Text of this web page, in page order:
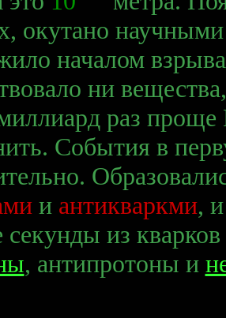
окутано
началом
ни
раз проще
События в
и антикваркми,
из
, антипротоны и